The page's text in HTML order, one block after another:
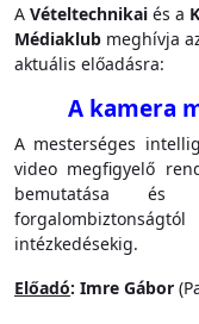
A Vételtechnikai és a
Médiaklub meghívja
aktuális előadásra:
A kamera
A mesterséges
video megfigyelő
bemutatása és
intézkedésekig.
Előadó: Imre Gábor